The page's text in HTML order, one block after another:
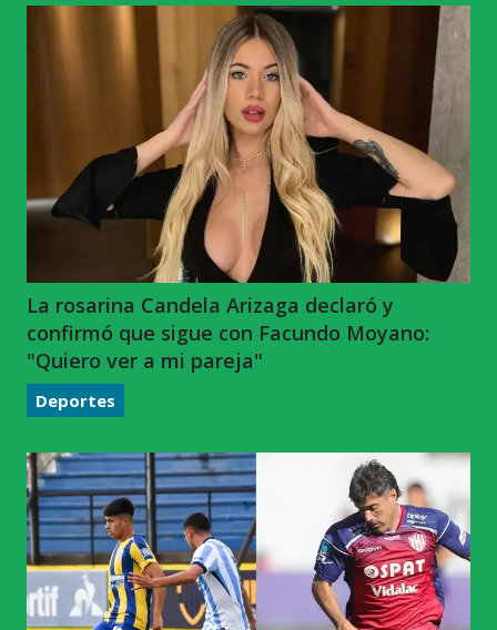
La rosarina Candela Arizaga declaró y
confirmó que sigue con Facundo Moyano:
"Quiero ver a mi pareja"
Deportes